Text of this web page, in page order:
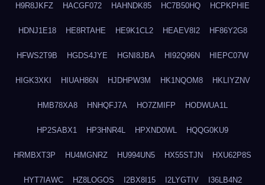
H9R8JKFZ HACGF072 HAHNDK85 HC7B50HQ HCPKPHIE
HDNJ1E18 HE8RTAHE HE9K1CL2 HEAEV8I2 HF86Y2G8
HFWS2T9B HGDS4JYE HGNI8JBA HI92Q96N HIEPC07W
HIGK3XKI HIUAH86N HJDHPW3M HK1NQOM8 HKLIYZNV
HMB78XA8 HNHQFJ7A HO7ZMIFP HODWUA1L
HP2SABX1 HP3HNR4L HPXND0WL HQQG0KU9
HRMBXT3P HU4MGNRZ HU994UN5 HX55STJN HXU62P8S
HYT7IAWC HZ8LOGOS I2BX8I15 I2LYGTIV I36LB4N2